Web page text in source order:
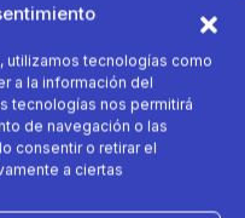
utilizamos tecnologías como
a la información del
tecnologías nos permitirá
de navegación o las
consentir o retirar el
a ciertas